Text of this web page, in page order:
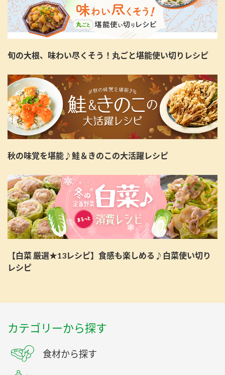
旬の大根、味わい尽くそう！丸ごと堪能使い切りレシピ
秋の味覚を堪能♪鮭＆きのこの大活躍レシピ
【白菜 厳選★13レシピ】食感も楽しめる♪白菜使い切り
レシピ
カテゴリーから探す
食材から探す